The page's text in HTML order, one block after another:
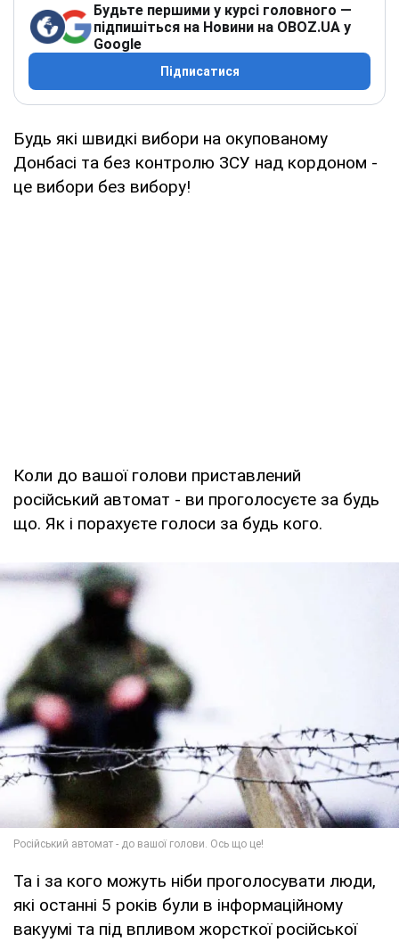
Будьте першими у курсі головного —
підпишіться на Новини на OBOZ.UA у
Google
Підписатися
Будь які швидкі вибори на окупованому
Донбасі та без контролю ЗСУ над кордоном -
це вибори без вибору!
Коли до вашої голови приставлений
російський автомат - ви проголосуєте за будь
що. Як і порахуєте голоси за будь кого.
Та і за кого можуть ніби проголосувати люди,
які останні 5 років були в інформаційному
вакуумі та під впливом жорсткої російської